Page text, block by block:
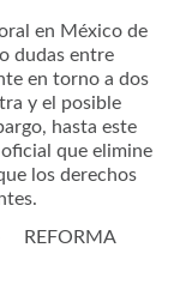
en México de
dudas entre
en torno a dos
y el posible
hasta este
que elimine
los derechos
REFORMA